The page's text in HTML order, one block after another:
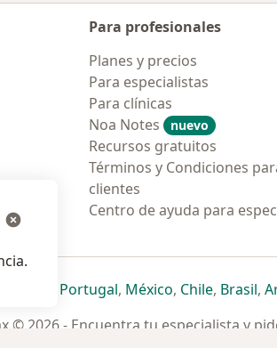
Para profesionales
Planes y precios
Para especialistas
Para clínicas
Noa Notes
nuevo
Recursos gratuitos
Términos y Condiciones
clientes
Centro de ayuda para
pestaña
nueva pestaña
se abre en una nueva pestaña
se abre en una nueva pestaña
Portugalse abre en una nueva
, Méxicose abre en una
, Chilese abre
, Brasilse
,
© 2026 - Encuentra tu especialista y